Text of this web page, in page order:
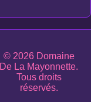
© 2026 Domaine
De La Mayonnette.
Tous droits
réservés.